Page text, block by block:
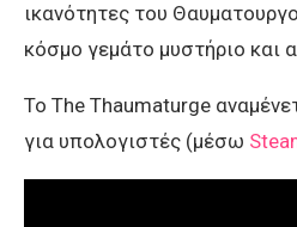
ικανότητες του
κόσμο γεμάτο μυστήριο και
Το The Thaumaturge
για υπολογιστές (μέσω